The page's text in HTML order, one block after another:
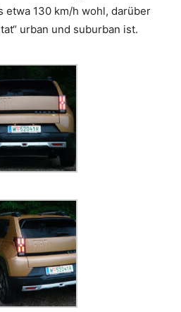
etwa 130 km/h wohl, darüber
urban und suburban ist.